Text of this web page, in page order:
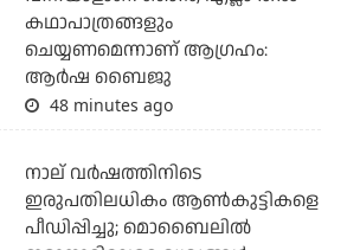
കഥാപാത്രങ്ങളും
ചെയ്യണമെന്നാണ് ആഗ്രഹം:
ആര്‍ഷ ബൈജു
48 minutes ago
നാല് വര്‍ഷത്തിനിടെ
ഇരുപതിലധികം ആണ്‍കുട്ടികളെ
പീഡിപ്പിച്ചു; മൊബൈലില്‍